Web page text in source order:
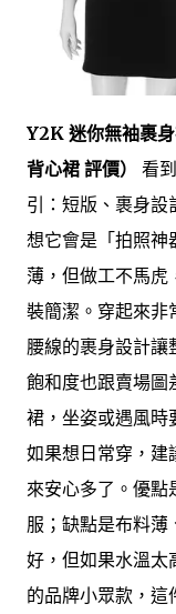
Y2K 迷你無袖裹
背心裙 評價）
看
引：短版、裹身設
想它會是「拍照神
薄，但做工不馬虎
裝簡潔。穿起來非
腰線的裹身設計讓
飽和度也跟賣場圖
裙，坐姿或遇風時
如果想日常穿，建
來安心多了。優點
服；缺點是布料薄
好，但如果水溫太
的品牌小眾款，這